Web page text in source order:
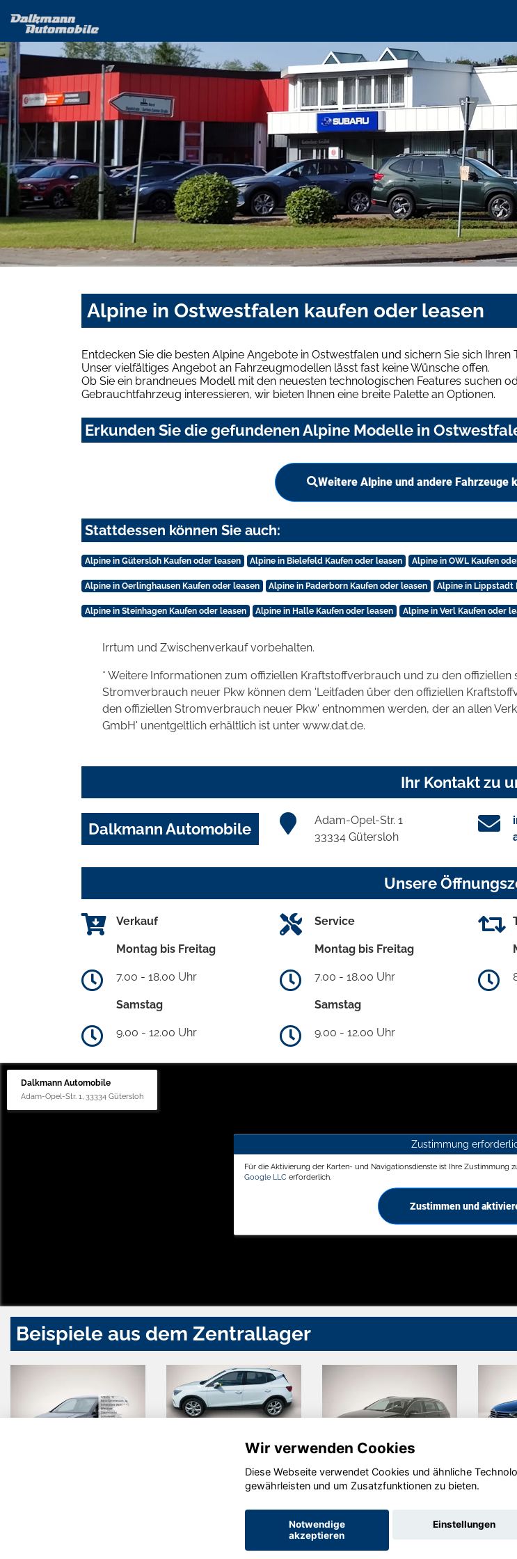
Alpine in Ostwestfalen kaufen oder leasen
Entdecken Sie die besten Alpine Angebote in Ostwestfalen und sichern Sie sich Ihren
Unser vielfältiges Angebot an Fahrzeugmodellen lässt fast keine Wünsche offen.
Ob Sie ein brandneues Modell mit den neuesten technologischen Features suchen
Gebrauchtfahrzeug interessieren, wir bieten Ihnen eine breite Palette an Optionen.
Erkunden Sie die gefundenen Alpine Modelle in
Weitere Alpine und andere Fahrzeuge
Stattdessen können Sie auch:
Alpine in Gütersloh Kaufen oder leasen Alpine in Bielefeld Kaufen oder leasen Alpine in OWL Kaufen
Alpine in Oerlinghausen Kaufen oder leasen Alpine in Paderborn Kaufen oder leasen Alpine in Lippstadt
Alpine in Steinhagen Kaufen oder leasen Alpine in Halle Kaufen oder leasen Alpine in Verl Kaufen oder
Irrtum und Zwischenverkauf vorbehalten.
* Weitere Informationen zum offiziellen Kraftstoffverbrauch und zu den offiziellen
Stromverbrauch neuer Pkw können dem 'Leitfaden über den offiziellen
den offiziellen Stromverbrauch neuer Pkw' entnommen werden, der an allen
GmbH' unentgeltlich erhältlich ist unter www.dat.de.
Ihr Kontakt zu
Dalkmann Automobile
Adam-Opel-Str. 1
33334 Gütersloh
Unsere
Verkauf
Montag bis Freitag
7.00 - 18.00 Uhr
Samstag
9.00 - 12.00 Uhr
Service
Montag bis Freitag
7.00 - 18.00 Uhr
Samstag
9.00 - 12.00 Uhr
Dalkmann Automobile
Adam-Opel-Str. 1, 33334 Gütersloh
Zustimmung
Für die Aktivierung der Karten- und Navigationsdienste ist Ihre Zustimmung
Google LLC erforderlich.
Zustimmen und
Beispiele aus dem Zentrallager
Seat Arona Volkswagen
Passat
Variant
Wir verwenden Cookies
Diese Webseite verwendet Cookies und ähnliche
gewährleisten und um Zusatzfunktionen zu bieten.
Notwendige
akzeptieren
Einstellungen